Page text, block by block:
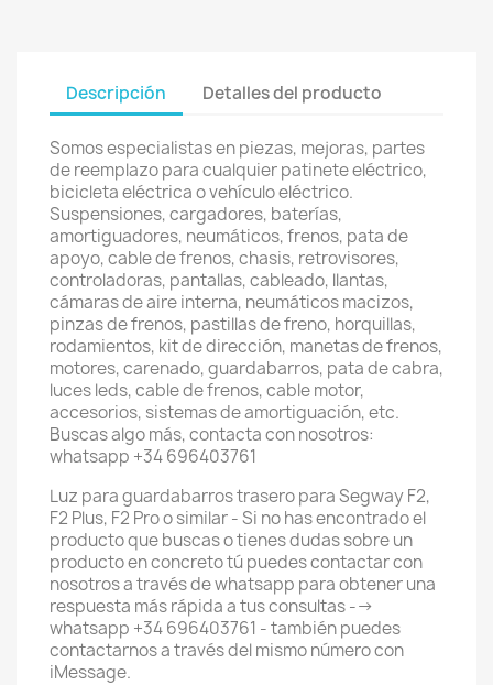
Descripción Detalles del producto
Somos especialistas en piezas, mejoras, partes
de reemplazo para cualquier patinete eléctrico,
bicicleta eléctrica o vehículo eléctrico.
Suspensiones, cargadores, baterías,
amortiguadores, neumáticos, frenos, pata de
apoyo, cable de frenos, chasis, retrovisores,
controladoras, pantallas, cableado, llantas,
cámaras de aire interna, neumáticos macizos,
pinzas de frenos, pastillas de freno, horquillas,
rodamientos, kit de dirección, manetas de frenos,
motores, carenado, guardabarros, pata de cabra,
luces leds, cable de frenos, cable motor,
accesorios, sistemas de amortiguación, etc.
Buscas algo más, contacta con nosotros:
whatsapp +34 696403761
Luz para guardabarros trasero para Segway F2,
F2 Plus, F2 Pro o similar - Si no has encontrado el
producto que buscas o tienes dudas sobre un
producto en concreto tú puedes contactar con
nosotros a través de whatsapp para obtener una
respuesta más rápida a tus consultas -->
whatsapp +34 696403761 - también puedes
contactarnos a través del mismo número con
iMessage.